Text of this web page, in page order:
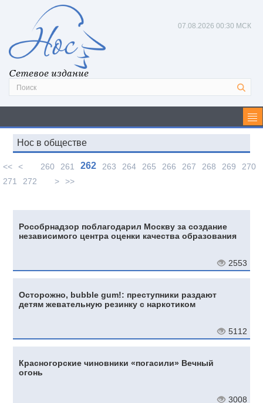
Сетевое издание
07.08.2026 00:30 МСК
Нос в обществе
<< < 260 261 262 263 264 265 266 267 268 269
270
271
272 > >>
Рособрнадзор поблагодарил Москву за создание
независимого центра оценки качества образования
2553
Осторожно, bubble gum!: преступники раздают
детям жевательную резинку с наркотиком
5112
Красногорские чиновники «погасили» Вечный
огонь
3008